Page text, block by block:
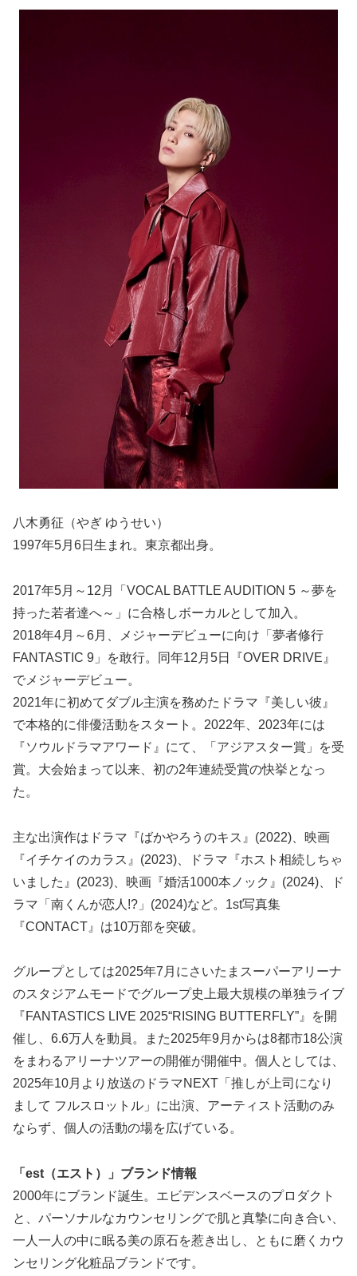
八木勇征（やぎ ゆうせい）
1997年5月6日生まれ。東京都出身。
2017年5月～12月「VOCAL BATTLE AUDITION 5 ～夢を
持った若者達へ～」に合格しボーカルとして加入。
2018年4月～6月、メジャーデビューに向け「夢者修行
FANTASTIC 9」を敢行。同年12月5日『OVER DRIVE』
でメジャーデビュー。
2021年に初めてダブル主演を務めたドラマ『美しい彼』
で本格的に俳優活動をスタート。2022年、2023年には
『ソウルドラマアワード』にて、「アジアスター賞」を受
賞。大会始まって以来、初の2年連続受賞の快挙となっ
た。
主な出演作はドラマ『ばかやろうのキス』(2022)、映画
『イチケイのカラス』(2023)、ドラマ『ホスト相続しちゃ
いました』(2023)、映画『婚活1000本ノック』(2024)、ド
ラマ「南くんが恋人!?」(2024)など。1st写真集
『CONTACT』は10万部を突破。
グループとしては2025年7月にさいたまスーパーアリーナ
のスタジアムモードでグループ史上最大規模の単独ライブ
『FANTASTICS LIVE 2025“RISING BUTTERFLY”』を開
催し、6.6万人を動員。また2025年9月からは8都市18公演
をまわるアリーナツアーの開催が開催中。個人としては、
2025年10月より放送のドラマNEXT「推しが上司になり
まして フルスロットル」に出演、アーティスト活動のみ
ならず、個人の活動の場を広げている。
「est（エスト）」ブランド情報
2000年にブランド誕生。エビデンスベースのプロダクト
と、パーソナルなカウンセリングで肌と真摯に向き合い、
一人一人の中に眠る美の原石を惹き出し、ともに磨くカウ
ンセリング化粧品ブランドです。